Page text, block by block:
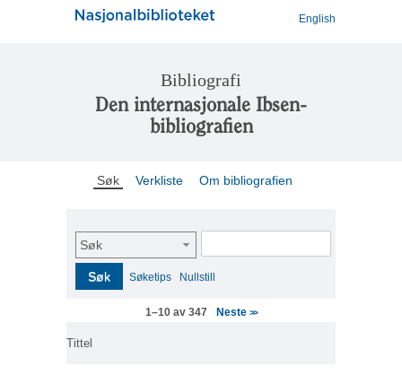
English
Bibliografi
Den internasjonale Ibsen-
bibliografien
Søk Verkliste Om bibliografien
Søk
Søk Søketips Nullstill
1–10 av 347 Neste >>
Tittel